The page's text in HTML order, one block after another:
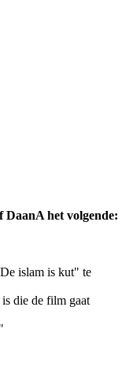
DaanA het volgende:
islam is kut" te
die de film gaat